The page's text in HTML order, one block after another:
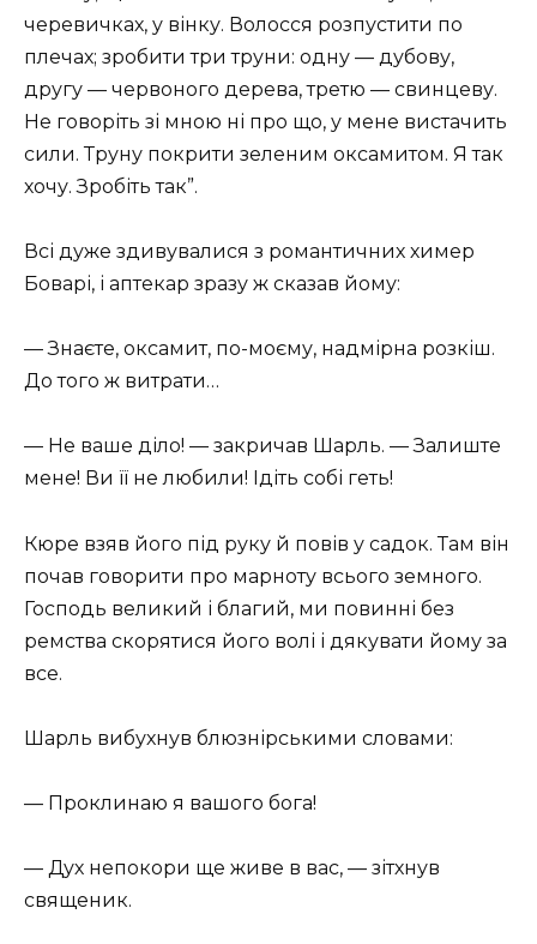
черевичках, у вінку. Волосся розпустити по
плечах; зробити три труни: одну — дубову,
другу — червоного дерева, третю — свинцеву.
Не говоріть зі мною ні про що, у мене вистачить
сили. Труну покрити зеленим оксамитом. Я так
хочу. Зробіть так”.
Всі дуже здивувалися з романтичних химер
Боварі, і аптекар зразу ж сказав йому:
— Знаєте, оксамит, по-моєму, надмірна розкіш.
До того ж витрати…
— Не ваше діло! — закричав Шарль. — Залиште
мене! Ви її не любили! Ідіть собі геть!
Кюре взяв його під руку й повів у садок. Там він
почав говорити про марноту всього земного.
Господь великий і благий, ми повинні без
ремства скорятися його волі і дякувати йому за
все.
Шарль вибухнув блюзнірськими словами:
— Проклинаю я вашого бога!
— Дух непокори ще живе в вас, — зітхнув
священик.